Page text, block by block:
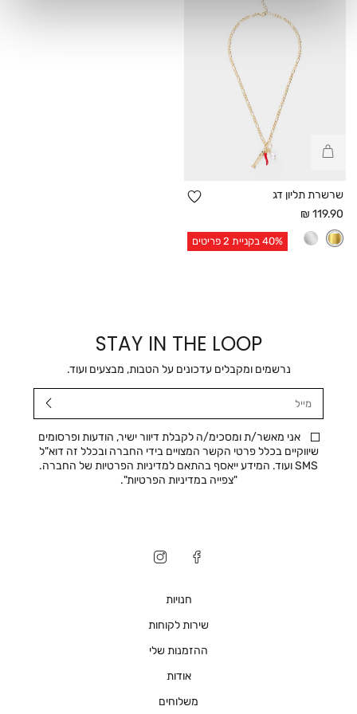
קנייה
מהירה
שרשרת תליון דג
הוספה
מחיר
אחרי
הנחה
119.90 ₪
40% בקניית 2 פריטים
STAY IN THE LOOP
נרשמים ומקבלים עדכונים על הטבות, מבצעים ועוד.
אני מאשר/ת ומסכימ/ה לקבלת דיוור ישיר, הודעות ופרסומים
שיווקיים בכלל פרטי הקשר המצויים בידי החברה ובכלל זה דוא"ל
SMS ועוד. המידע ייאסף בהתאם למדיניות הפרטיות של החברה.
"צפייה במדיניות הפרטיות".
חנויות
שירות לקוחות
ההזמנות שלי
אודות
משלוחים